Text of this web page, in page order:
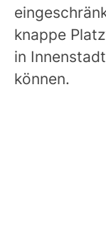
knappe
in
können.